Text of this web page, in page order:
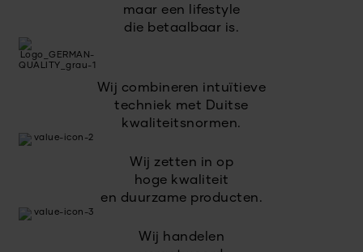
maar een lifestyle
die betaalbaar is.
Wij combineren intuïtieve
techniek met Duitse
kwaliteitsnormen.
Wij zetten in op
hoge kwaliteit
en duurzame producten.
Wij handelen